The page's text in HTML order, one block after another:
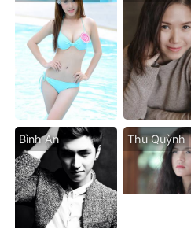
Bình An Thu Quỳnh